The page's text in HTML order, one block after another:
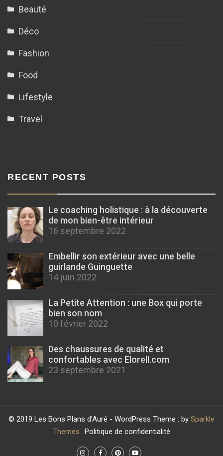
Beauté
Déco
Fashion
Food
Lifestyle
Travel
RECENT POSTS
Le coaching holistique : à la découverte
de mon bien-être intérieur
16 septembre 2022
Embellir son extérieur avec une belle
guirlande Guinguette
14 juin 2022
La Petite Attention : une Box qui porte
bien son nom
10 février 2022
Des chaussures de qualité et
confortables avec Elorell.com
23 septembre 2021
© 2019 Les Bons Plans d'Auré - WordPress Theme : by Sparkle
Themes
Politique de confidentialité